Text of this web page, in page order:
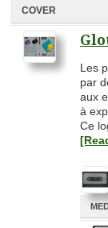
COVER
Les
par
aux
à
Ce